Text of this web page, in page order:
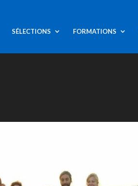
SÉLECTIONS FORMATIONS